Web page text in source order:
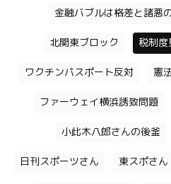
金融バブルは格差と諸悪
北関東ブロック 税制度
ワクチンパスポート反対 憲
ファーウェイ横浜誘致問題
小此木八郎さんの後釜
日刊スポーツさん 東スポさん